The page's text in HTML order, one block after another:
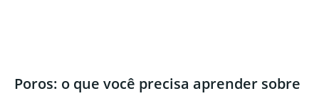
Poros: o que você precisa aprender sobre